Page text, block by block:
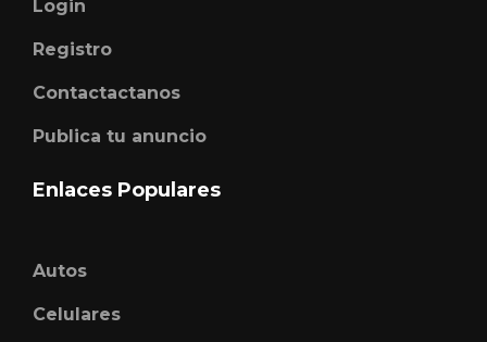
Login
Registro
Contactactanos
Publica tu anuncio
Enlaces Populares
Autos
Celulares